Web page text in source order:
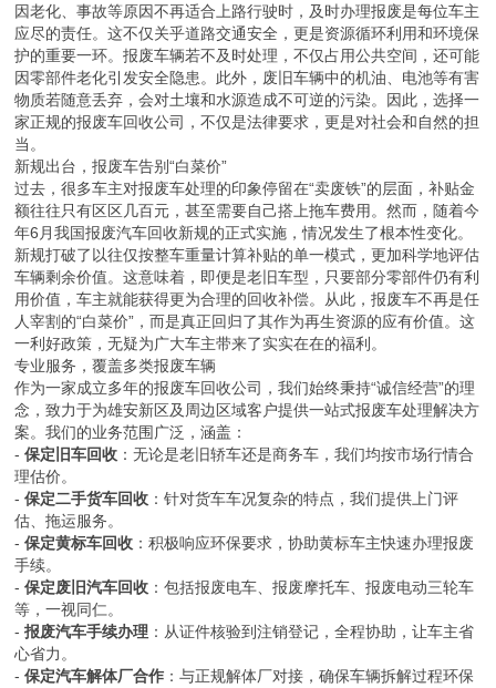
因老化、事故等原因不再适合上路行驶时，及时办理报废是每位车主
应尽的责任。这不仅关乎道路交通安全，更是资源循环利用和环境保
护的重要一环。报废车辆若不及时处理，不仅占用公共空间，还可能
因零部件老化引发安全隐患。此外，废旧车辆中的机油、电池等有害
物质若随意丢弃，会对土壤和水源造成不可逆的污染。因此，选择一
家正规的报废车回收公司，不仅是法律要求，更是对社会和自然的担
当。
新规出台，报废车告别“白菜价”
过去，很多车主对报废车处理的印象停留在“卖废铁”的层面，补贴金
额往往只有区区几百元，甚至需要自己搭上拖车费用。然而，随着今
年6月我国报废汽车回收新规的正式实施，情况发生了根本性变化。
新规打破了以往仅按整车重量计算补贴的单一模式，更加科学地评估
车辆剩余价值。这意味着，即便是老旧车型，只要部分零部件仍有利
用价值，车主就能获得更为合理的回收补偿。从此，报废车不再是任
人宰割的“白菜价”，而是真正回归了其作为再生资源的应有价值。这
一利好政策，无疑为广大车主带来了实实在在的福利。
专业服务，覆盖多类报废车辆
作为一家成立多年的报废车回收公司，我们始终秉持“诚信经营”的理
念，致力于为雄安新区及周边区域客户提供一站式报废车处理解决方
案。我们的业务范围广泛，涵盖：
-保定旧车回收 ：无论是老旧轿车还是商务车，我们均按市场行情合
理估价。
-保定二手货车回收 ：针对货车车况复杂的特点，我们提供上门评
估、拖运服务。
-保定黄标车回收 ：积极响应环保要求，协助黄标车主快速办理报废
手续。
-保定废旧汽车回收 ：包括报废电车、报废摩托车、报废电动三轮车
等，一视同仁。
-报废汽车手续办理 ：从证件核验到注销登记，全程协助，让车主省
心省力。
-保定汽车解体厂合作 ：与正规解体厂对接，确保车辆拆解过程环保